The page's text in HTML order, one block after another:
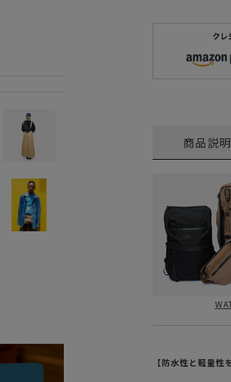
商品説明
【防水性と軽量性